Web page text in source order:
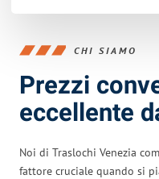
CHI SIAMO
Prezzi
eccellente
Noi di Traslochi Venezia
fattore cruciale quando si